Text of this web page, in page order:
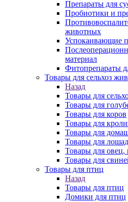
Препараты для
Пробиотики и
животных
Успокаивающие
материал
Фитопрепараты
Товары для сельхоз
Назад
Товары для
Товары для
Товары для коров
Товары для
Товары для
Товары для
Товары для овец,
Товары для
Товары для птиц
Назад
Товары для птиц
Домики для птиц